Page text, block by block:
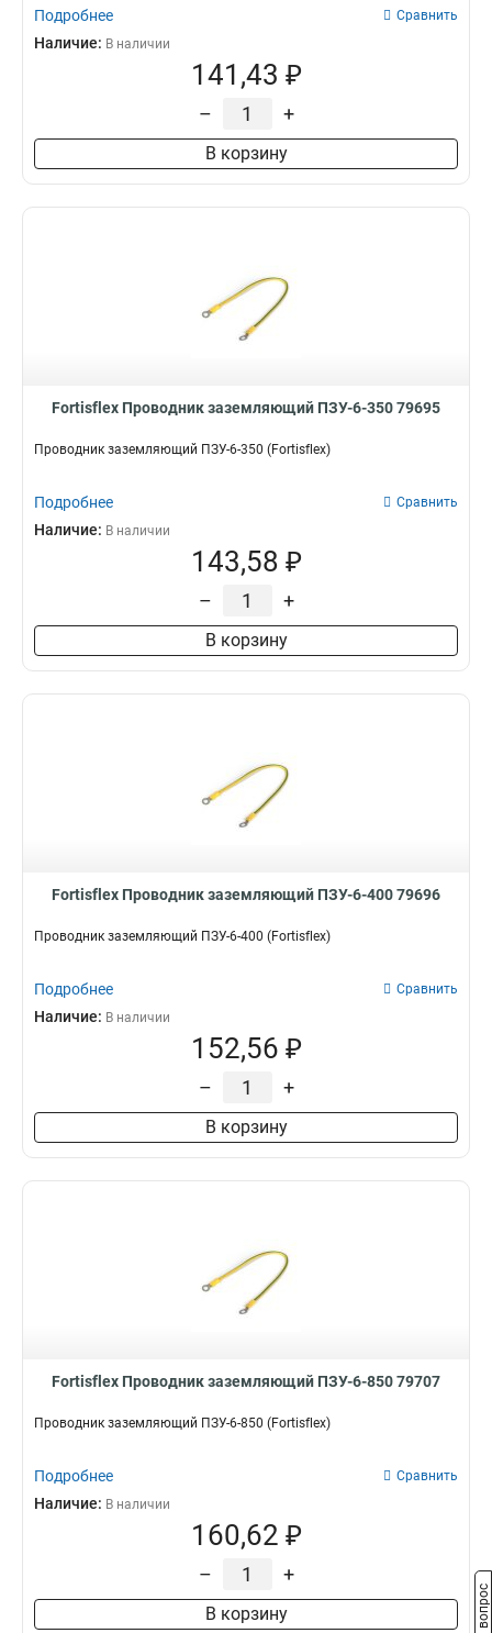
Подробнее Сравнить
Наличие: В наличии
141,43 ₽
– +
В корзину
Fortisflex Проводник заземляющий ПЗУ-6-350 79695
Проводник заземляющий ПЗУ-6-350 (Fortisflex)
Подробнее Сравнить
Наличие: В наличии
143,58 ₽
– +
В корзину
Fortisflex Проводник заземляющий ПЗУ-6-400 79696
Проводник заземляющий ПЗУ-6-400 (Fortisflex)
Подробнее Сравнить
Наличие: В наличии
152,56 ₽
– +
В корзину
Fortisflex Проводник заземляющий ПЗУ-6-850 79707
Проводник заземляющий ПЗУ-6-850 (Fortisflex)
Подробнее Сравнить
Наличие: В наличии
160,62 ₽
– +
В корзину